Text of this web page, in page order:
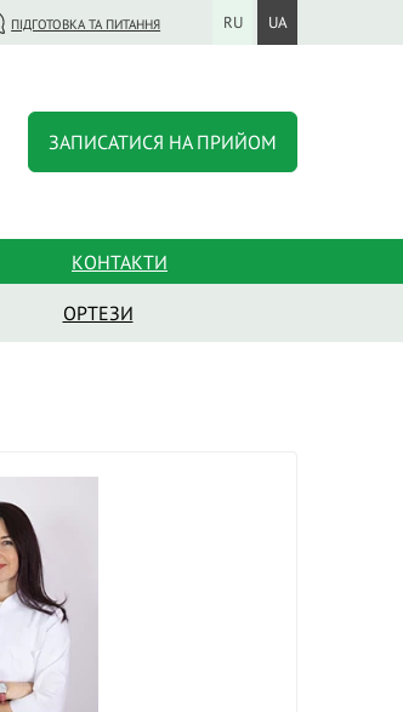
ПІДГОТОВКА ТА ПИТАННЯ RU UA
ЗАПИСАТИСЯ НА ПРИЙОМ
КОНТАКТИ
ОРТЕЗИ